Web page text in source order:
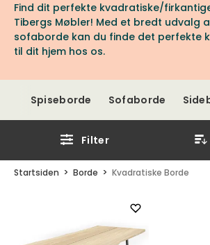
Find dit perfekte kvadratiske/
Tibergs Møbler! Med et bredt udvalg
sofaborde kan du finde det perfekte
til dit hjem hos os.
Spiseborde Sofaborde
Filter
Startsiden Borde Kvadratiske Borde